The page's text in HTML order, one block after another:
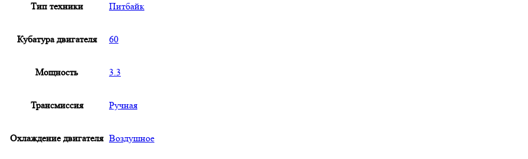
Тип техники Питбайк
Кубатура двигателя 60
Мощность 3.3
Трансмиссия Ручная
Охлаждение двигателя Воздушное